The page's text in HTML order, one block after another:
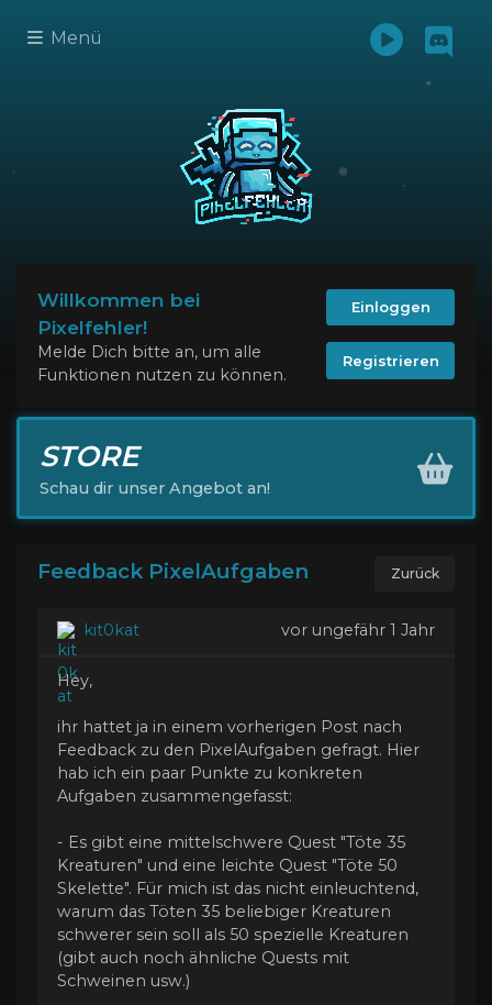
Menü
Willkommen bei
Pixelfehler!
Melde Dich bitte an, um alle
Funktionen nutzen zu können.
Einloggen
Registrieren
STORE
Schau dir unser Angebot an!
Feedback PixelAufgaben Zurück
kit0kat vor ungefähr 1 Jahr
Hey,
ihr hattet ja in einem vorherigen Post nach
Feedback zu den PixelAufgaben gefragt. Hier
hab ich ein paar Punkte zu konkreten
Aufgaben zusammengefasst:
- Es gibt eine mittelschwere Quest "Töte 35
Kreaturen" und eine leichte Quest "Töte 50
Skelette". Für mich ist das nicht einleuchtend,
warum das Töten 35 beliebiger Kreaturen
schwerer sein soll als 50 spezielle Kreaturen
(gibt auch noch ähnliche Quests mit
Schweinen usw.)